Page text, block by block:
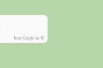
IconCaptcha ©